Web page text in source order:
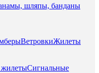
шляпы, банданы
ВетровкиЖилеты
Сигнальные